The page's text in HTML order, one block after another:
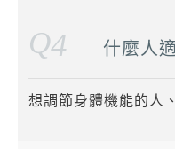
Q4 什麼人
想調節身體機能的人